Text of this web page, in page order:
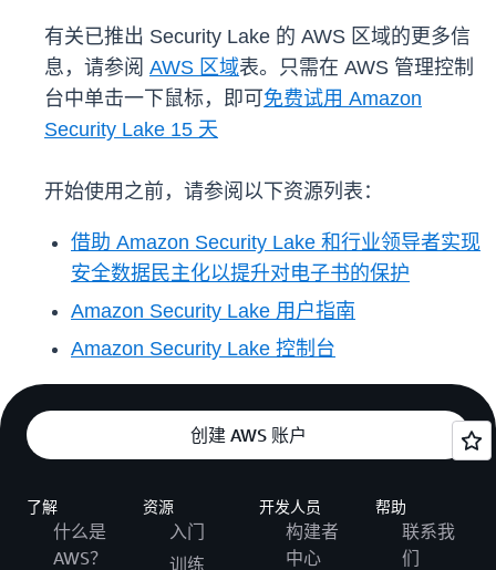
有关已推出 Security Lake 的 AWS 区域的更多信
息，请参阅 AWS 区域表。只需在 AWS 管理控制
台中单击一下鼠标，即可 免费试用 Amazon
Security Lake 15 天
开始使用之前，请参阅以下资源列表：
借助 Amazon Security Lake 和行业领导者实现
安全数据民主化以提升对电子书的保护
Amazon Security Lake 用户指南
Amazon Security Lake 控制台
创建 AWS 账户
了解
什么是
AWS？
资源
入门
训练
开发人员
构建者
中心
帮助
联系我
们